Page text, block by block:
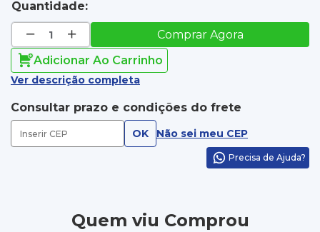
Quantidade:
Comprar Agora
Adicionar Ao Carrinho
Ver descrição completa
Consultar prazo e condições do frete
OK Não sei meu CEP
Precisa de Ajuda?
Quem viu Comprou